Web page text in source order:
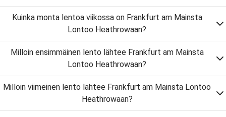
Kuinka monta lentoa viikossa on Frankfurt am Mainsta
Lontoo Heathrowaan?
Milloin ensimmäinen lento lähtee Frankfurt am Mainsta
Lontoo Heathrowaan?
Milloin viimeinen lento lähtee Frankfurt am Mainsta Lontoo
Heathrowaan?